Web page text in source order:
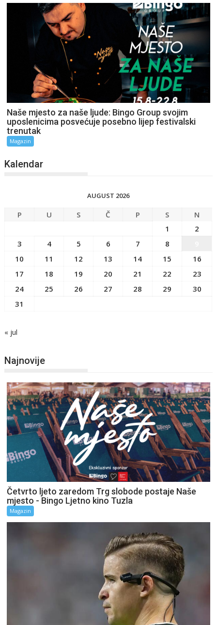
Naše mjesto za naše ljude: Bingo Group svojim
uposlenicima posvećuje posebno lijep festivalski
trenutak
Magazin
Kalendar
AUGUST 2026
P U S Č P S
N
1
2
3
4 5 6 7 8
10
11 12 13 14 15
16
17
18 19 20 21 22
23
24
25 26 27 28 29
30
31
« jul
Najnovije
Četvrto ljeto zaredom Trg slobode postaje Naše
mjesto - Bingo Ljetno kino Tuzla
Magazin